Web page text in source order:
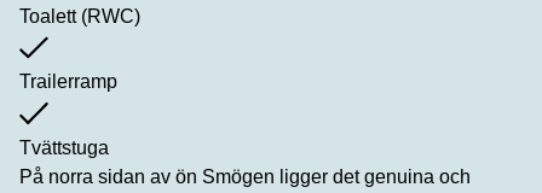
Toalett (RWC)
Trailerramp
Tvättstuga
På norra sidan av ön Smögen ligger det genuina och